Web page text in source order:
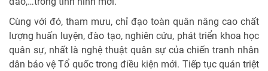
Cùng với đó, tham mưu, chỉ đạo toàn quân nâng cao chất
lượng huấn luyện, đào tạo, nghiên cứu, phát triển khoa học
quân sự, nhất là nghệ thuật quân sự của chiến tranh nhân
dân bảo vệ Tổ quốc trong điều kiện mới. Tiếp tục quán triệt